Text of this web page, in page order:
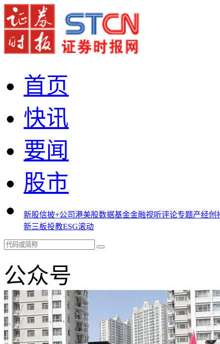
首页
快讯
要闻
股市
新股信披+公司港美股数据基金金融视听评论专题产经创
新三板投教ESG滚动
公众号